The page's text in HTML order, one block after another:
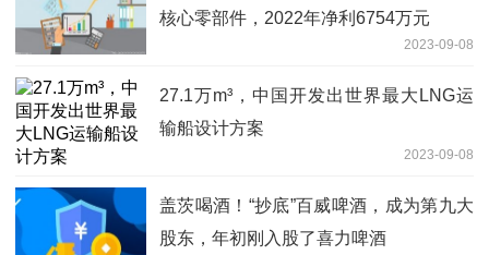
核心零部件，2022年净利6754万元
2023-09-08
27.1万m³，中国开发出世界最大LNG运
输船设计方案
2023-09-08
盖茨喝酒！“抄底”百威啤酒，成为第九大
股东，年初刚入股了喜力啤酒